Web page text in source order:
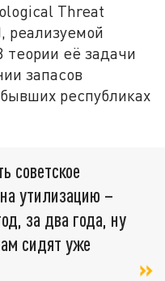
Threat
реализуемой
теории её задачи
запасов
республиках
советское
утилизацию –
за два года, ну
сидят уже